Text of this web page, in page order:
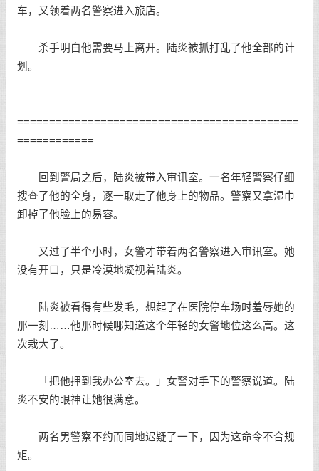
车，又领着两名警察进入旅店。
杀手明白他需要马上离开。陆炎被抓打乱了他全部的计
划。
============================================
============
回到警局之后，陆炎被带入审讯室。一名年轻警察仔细
搜查了他的全身，逐一取走了他身上的物品。警察又拿湿巾
卸掉了他脸上的易容。
又过了半个小时，女警才带着两名警察进入审讯室。她
没有开口，只是冷漠地凝视着陆炎。
陆炎被看得有些发毛，想起了在医院停车场时羞辱她的
那一刻……他那时候哪知道这个年轻的女警地位这么高。这
次栽大了。
「把他押到我办公室去。」女警对手下的警察说道。陆
炎不安的眼神让她很满意。
两名男警察不约而同地迟疑了一下，因为这命令不合规
矩。